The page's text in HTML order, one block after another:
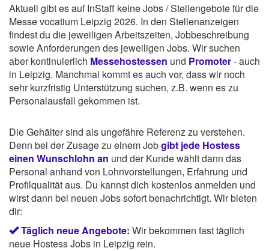
Aktuell gibt es auf InStaff keine Jobs / Stellengebote für die
Messe vocatium Leipzig 2026. In den Stellenanzeigen
findest du die jeweiligen Arbeitszeiten, Jobbeschreibung
sowie Anforderungen des jeweiligen Jobs. Wir suchen
aber kontinuierlich Messehostessen und Promoter- auch
in Leipzig. Manchmal kommt es auch vor, dass wir noch
sehr kurzfristig Unterstützung suchen, z.B. wenn es zu
Personalausfall gekommen ist.
Die Gehälter sind als ungefähre Referenz zu verstehen.
Denn bei der Zusage zu einem Jobgibt jede Hostess
einen Wunschlohn an und der Kunde wählt dann das
Personal anhand von Lohnvorstellungen, Erfahrung und
Profilqualität aus. Du kannst dich kostenlos anmelden und
wirst dann bei neuen Jobs sofort benachrichtigt. Wir bieten
dir:
Täglich neue Angebote: Wir bekommen fast täglich
neue Hostess Jobs in Leipzig rein.